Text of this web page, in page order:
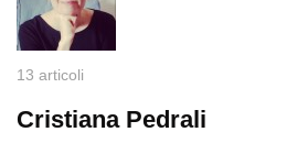
13 articoli
Cristiana Pedrali